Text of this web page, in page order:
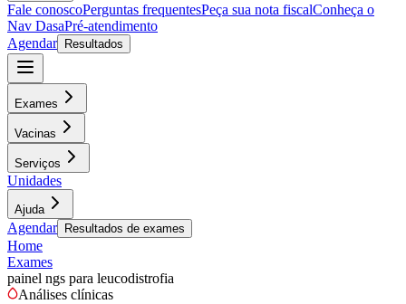
Fale conoscoPerguntas frequentesPeça sua nota fiscalConheça o
Nav DasaPré-atendimento
Agendar
Resultados
Exames
Vacinas
Serviços
Unidades
Ajuda
Agendar Resultados de exames
Home
Exames
painel ngs para leucodistrofia
Análises clínicas